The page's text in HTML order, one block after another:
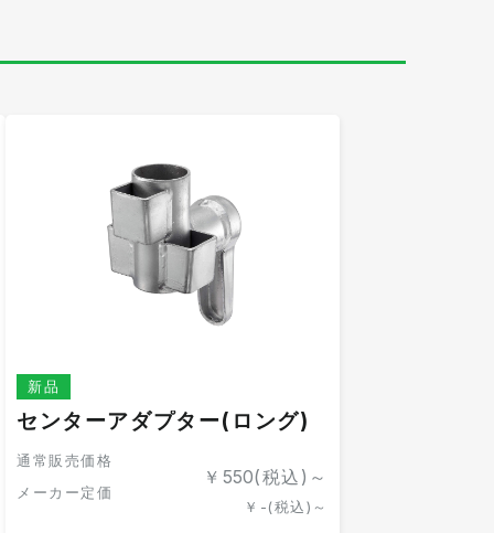
新品
センターアダプター(ロング)
通常販売価格
￥ 550(税込)～
メーカー定価
￥ -(税込)～